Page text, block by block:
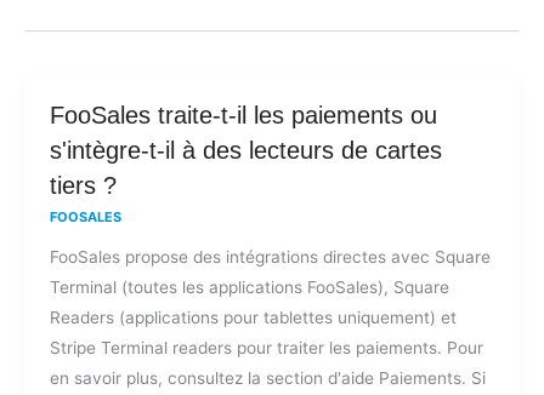
FooSales traite-t-il les paiements ou
s'intègre-t-il à des lecteurs de cartes
tiers ?
FOOSALES
FooSales propose des intégrations directes avec Square
Terminal (toutes les applications FooSales), Square
Readers (applications pour tablettes uniquement) et
Stripe Terminal readers pour traiter les paiements. Pour
en savoir plus, consultez la section d'aide Paiements. Si
FooSales
traite-
t-
paiements
ou
s'intègre-
t-
il